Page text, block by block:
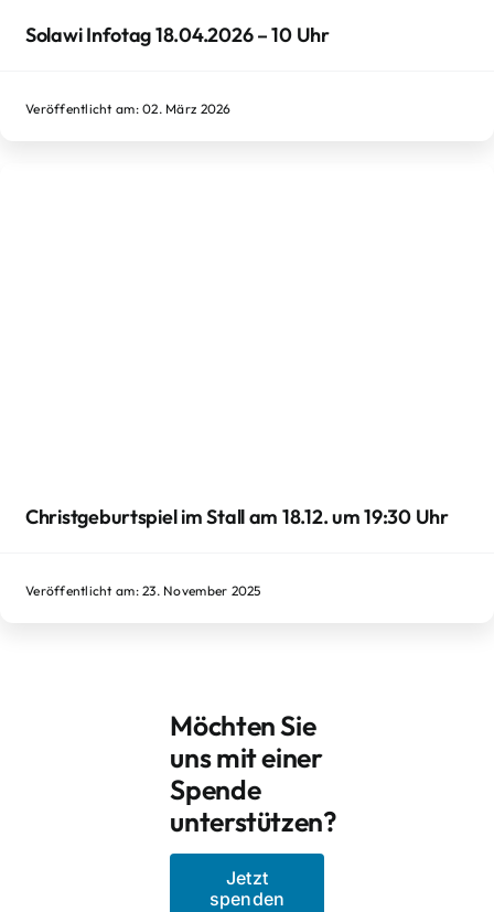
Solawi Infotag 18.04.2026 – 10 Uhr
Veröffentlicht am: 02. März 2026
Christgeburtspiel im Stall am 18.12. um 19:30 Uhr
Veröffentlicht am: 23. November 2025
Möchten Sie
uns mit einer
Spende
unterstützen?
Jetzt
spenden